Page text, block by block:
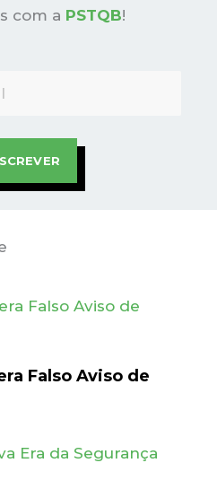
com a PSTQB!
Falso Aviso de